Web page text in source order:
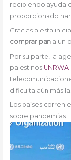
recibiendo ayuda
proporcionado
Gracias a esta
comprar pana un
Por su parte, la
palestinos UNRWA
dificulta aún más
Los países corren
sobre pandemias